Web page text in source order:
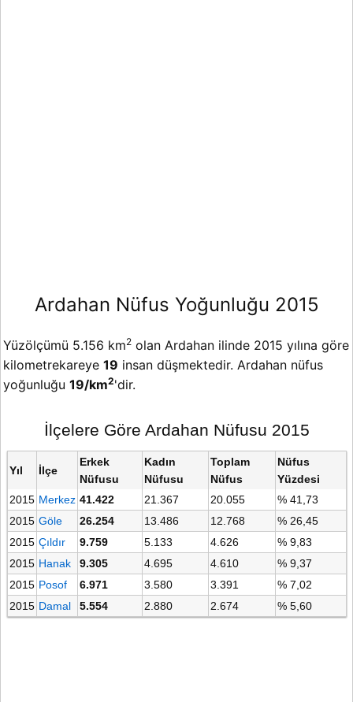
Ardahan Nüfus Yoğunluğu 2015
Yüzölçümü 5.156 km2 olan Ardahan ilinde 2015 yılına göre
kilometrekareye 19 insan düşmektedir. Ardahan nüfus
yoğunluğu 19/km2'dir.
İlçelere Göre Ardahan Nüfusu 2015
Yıl İlçe
Erkek
Nüfusu
Kadın
Nüfusu
Toplam
Nüfus
Nüfus
Yüzdesi
2015 Merkez 41.422 21.367 20.055
% 41,73
2015 Göle 26.254 13.486 12.768
% 26,45
2015 Çıldır 9.759 5.133 4.626
% 9,83
2015 Hanak 9.305 4.695 4.610
% 9,37
2015 Posof 6.971 3.580 3.391
% 7,02
2015 Damal 5.554 2.880 2.674 % 5,60